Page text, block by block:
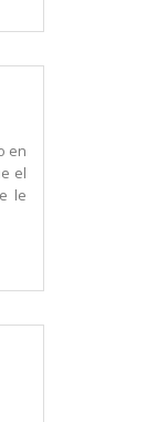
en
el
le